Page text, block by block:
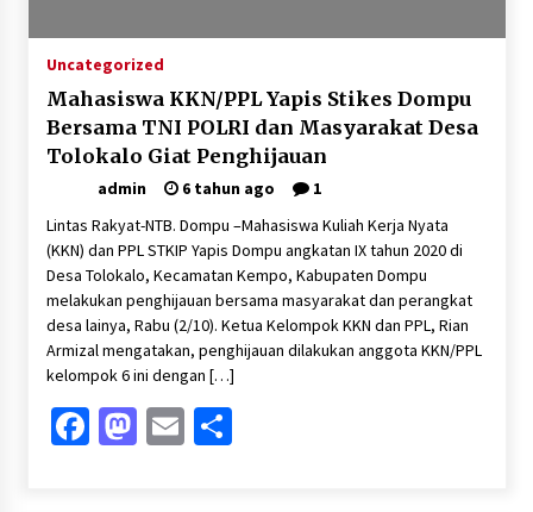
Uncategorized
Mahasiswa KKN/PPL Yapis Stikes Dompu
Bersama TNI POLRI dan Masyarakat Desa
Tolokalo Giat Penghijauan
admin 6 tahun ago
1
Lintas Rakyat-NTB. Dompu –Mahasiswa Kuliah Kerja Nyata
(KKN) dan PPL STKIP Yapis Dompu angkatan IX tahun 2020 di
Desa Tolokalo, Kecamatan Kempo, Kabupaten Dompu
melakukan penghijauan bersama masyarakat dan perangkat
desa lainya, Rabu (2/10). Ketua Kelompok KKN dan PPL, Rian
Armizal mengatakan, penghijauan dilakukan anggota KKN/PPL
kelompok 6 ini dengan […]
Facebook
Mastodon
EmailShare